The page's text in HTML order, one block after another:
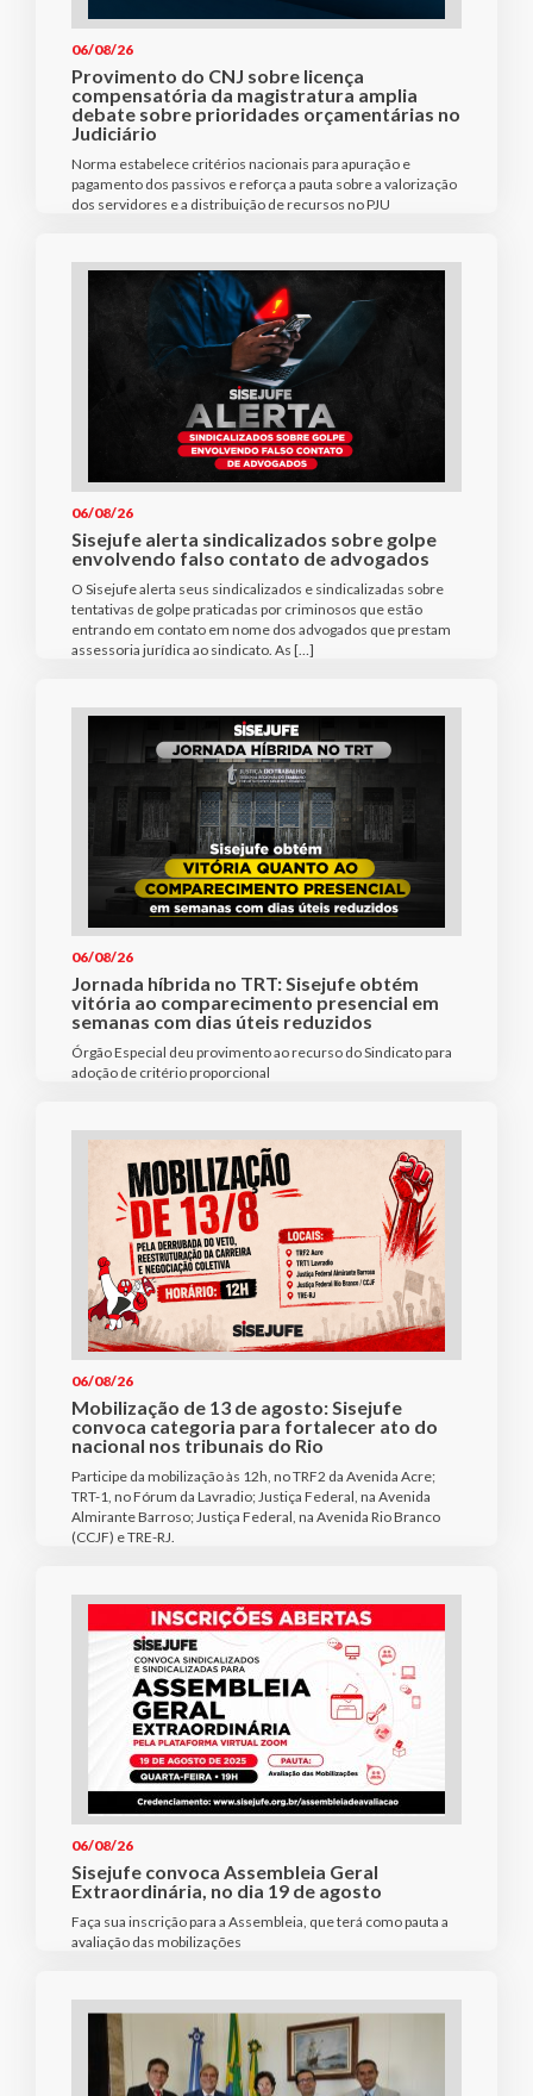
06/08/26
Provimento do CNJ sobre licença
compensatória da magistratura amplia
debate sobre prioridades orçamentárias no
Judiciário
Norma estabelece critérios nacionais para apuração e
pagamento dos passivos e reforça a pauta sobre a valorização
dos servidores e a distribuição de recursos no PJU
06/08/26
Sisejufe alerta sindicalizados sobre golpe
envolvendo falso contato de advogados
O Sisejufe alerta seus sindicalizados e sindicalizadas sobre
tentativas de golpe praticadas por criminosos que estão
entrando em contato em nome dos advogados que prestam
assessoria jurídica ao sindicato. As […]
06/08/26
Jornada híbrida no TRT: Sisejufe obtém
vitória ao comparecimento presencial em
semanas com dias úteis reduzidos
Órgão Especial deu provimento ao recurso do Sindicato para
adoção de critério proporcional
06/08/26
Mobilização de 13 de agosto: Sisejufe
convoca categoria para fortalecer ato do
nacional nos tribunais do Rio
Participe da mobilização às 12h, no TRF2 da Avenida Acre;
TRT-1, no Fórum da Lavradio; Justiça Federal, na Avenida
Almirante Barroso; Justiça Federal, na Avenida Rio Branco
(CCJF) e TRE-RJ.
06/08/26
Sisejufe convoca Assembleia Geral
Extraordinária, no dia 19 de agosto
Faça sua inscrição para a Assembleia, que terá como pauta a
avaliação das mobilizações